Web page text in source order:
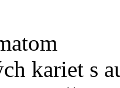
kariet s